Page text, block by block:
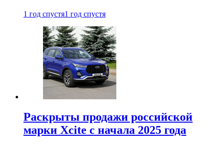
1 год спустя1 год спустя
Раскрыты продажи российской
марки Xcite с начала 2025 года